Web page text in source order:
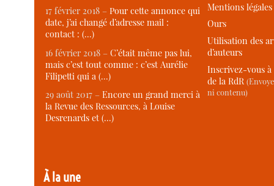
17 février 2018 –Pour cette annonce qui
date, j’ai changé d’adresse mail :
contact : (…)
16 février 2018 –C’était même pas lui,
mais c’est tout comme : c’est Aurélie
Filipetti qui a (…)
29 août 2017 –Encore un grand merci à
la Revue des Ressources, à Louise
Desrenards et (…)
À la une
Mentions légales
Ours
Utilisation des
d’auteurs
Inscrivez-vous
de la RdR
ni contenu)